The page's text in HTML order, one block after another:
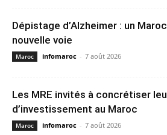
Dépistage d’Alzheimer : un
nouvelle voie
Maroc infomaroc - 7 août 2026
Les MRE invités à concrétiser
d’investissement au Maroc
Maroc infomaroc - 7 août 2026